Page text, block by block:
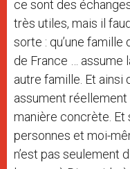
ce sont des
très utiles, mais il
sorte : qu’une famille
de France … assume
autre famille. Et ainsi
assument
manière concrète. Et
personnes et moi-
n’est pas seulement